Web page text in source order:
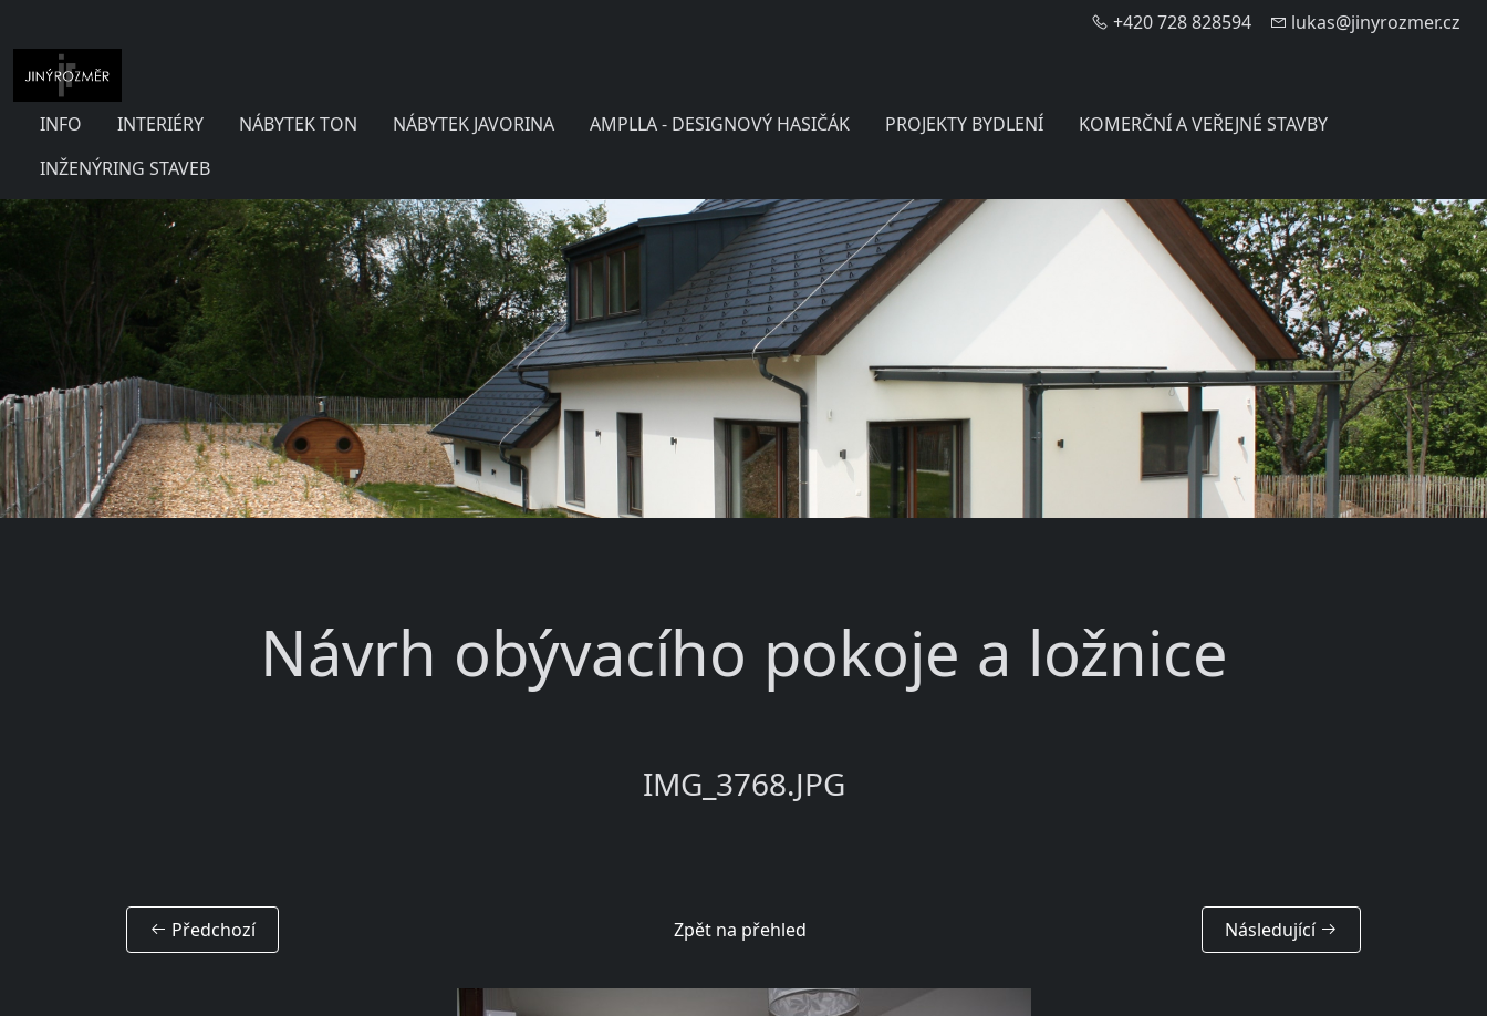
+420 728 828594 lukas@jinyrozmer.cz
INFO INTERIÉRY NÁBYTEK TON NÁBYTEK JAVORINA AMPLLA - DESIGNOVÝ HASIČÁK PROJEKTY BYDLENÍ
KOMERČNÍ A VEŘEJNÉ STAVBY
INŽENÝRING STAVEB
Návrh obývacího pokoje a ložnice
IMG_3768.JPG
Předchozí Zpět na přehled Následující